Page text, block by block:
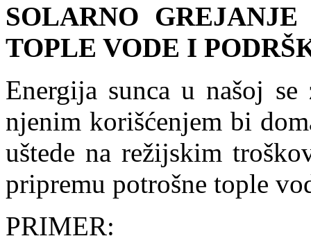
SOLARNO
TOPLE VODE I
Energija sunca u našoj
njenim korišćenjem bi
uštede na režijskim
pripremu potrošne tople
PRIMER: